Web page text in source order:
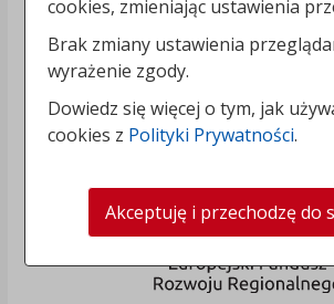
cookies, zmieniając ustawienia
Brak zmiany ustawienia
wyrażenie zgody.
Dowiedz się więcej o tym, jak
cookies z Polityki Prywatności.
Akceptuję i przechodzę do